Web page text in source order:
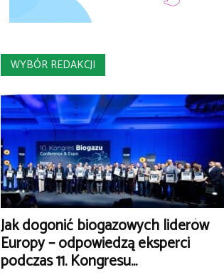
WYBÓR REDAKCJI
Jak dogonić biogazowych liderów
Europy – odpowiedzą eksperci
podczas 11. Kongresu...